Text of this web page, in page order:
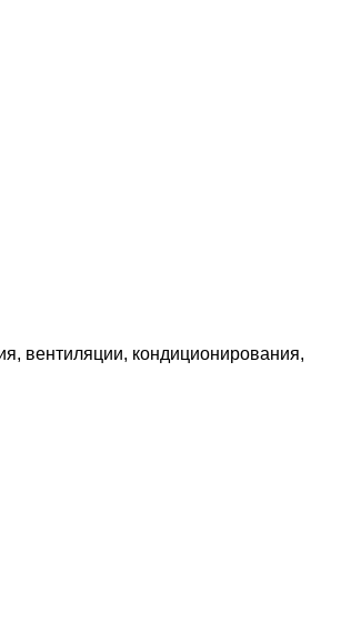
вентиляции, кондиционирования,